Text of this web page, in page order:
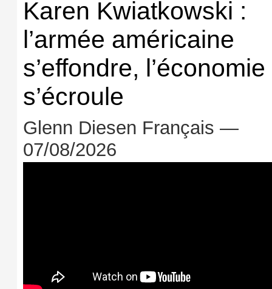
Karen Kwiatkowski :
l’armée américaine
s’effondre, l’économie
s’écroule
Glenn Diesen Français —
07/08/2026